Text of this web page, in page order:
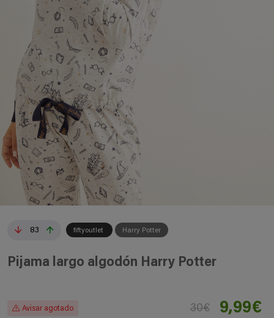
83 fiftyoutlet Harry Potter
Pijama largo algodón Harry Potter
Avisar agotado 30€ 9,99€